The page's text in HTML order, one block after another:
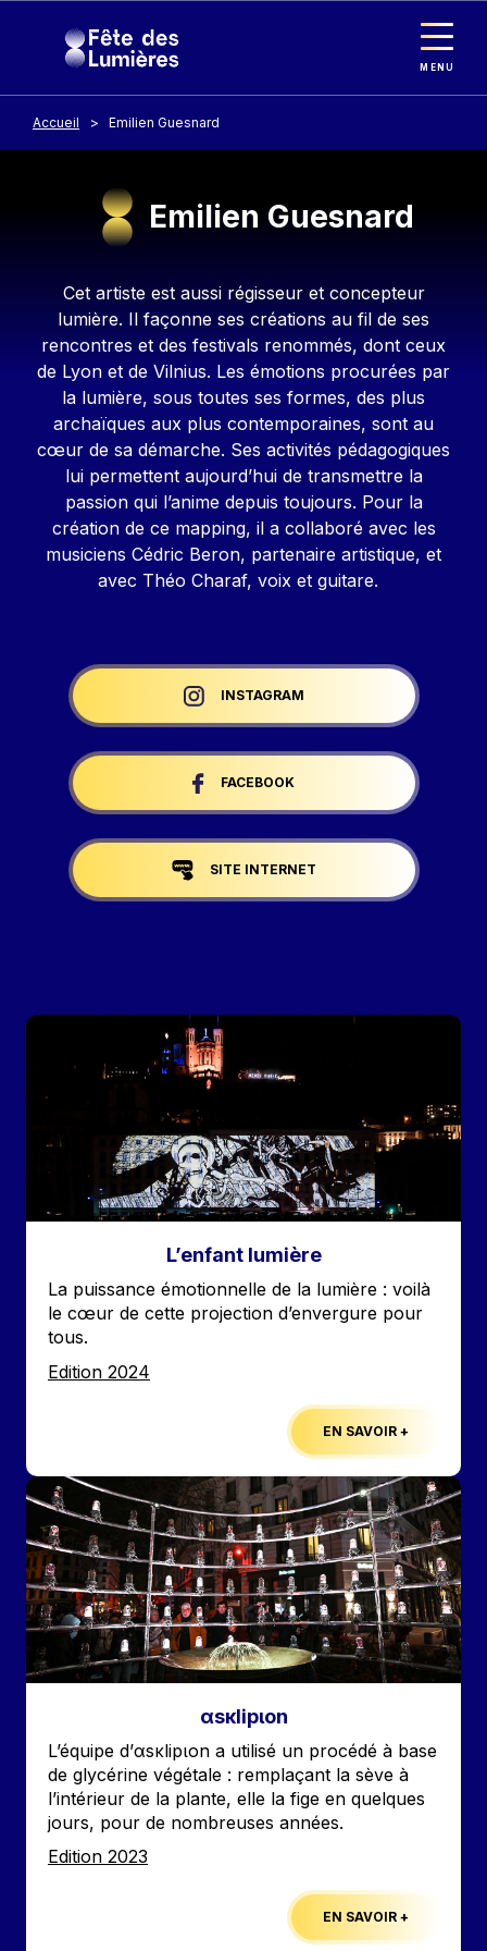
MENU
Accueil Emilien Guesnard
Emilien Guesnard
Contenu
Cet artiste est aussi régisseur et concepteur
lumière. Il façonne ses créations au fil de ses
rencontres et des festivals renommés, dont ceux
de Lyon et de Vilnius. Les émotions procurées par
la lumière, sous toutes ses formes, des plus
archaïques aux plus contemporaines, sont au
cœur de sa démarche. Ses activités pédagogiques
lui permettent aujourd’hui de transmettre la
passion qui l’anime depuis toujours. Pour la
création de ce mapping, il a collaboré avec les
musiciens Cédric Beron, partenaire artistique, et
avec Théo Charaf, voix et guitare.
Liens réseaux
INSTAGRAM
FACEBOOK
SITE INTERNET
Image
L’enfant lumière
Accroche
La puissance émotionnelle de la lumière : voilà
le cœur de cette projection d’envergure pour
tous.
Edition
Edition 2024
EN SAVOIR +
Image
αsκlipιοn
Accroche
L’équipe d’αsκlipιοn a utilisé un procédé à base
de glycérine végétale : remplaçant la sève à
l’intérieur de la plante, elle la fige en quelques
jours, pour de nombreuses années.
Edition
Edition 2023
EN SAVOIR +